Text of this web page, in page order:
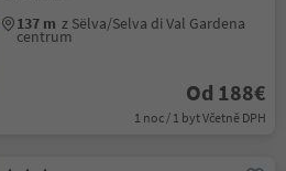
137 m z Sëlva/Selva di Val Gardena
centrum
Od 188€
1 noc / 1 byt Včetně DPH